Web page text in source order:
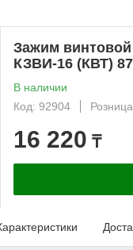
Зажим
КЗВИ-16 (КВТ)
В наличии
Код: 92904
Розница
16 220 ₸